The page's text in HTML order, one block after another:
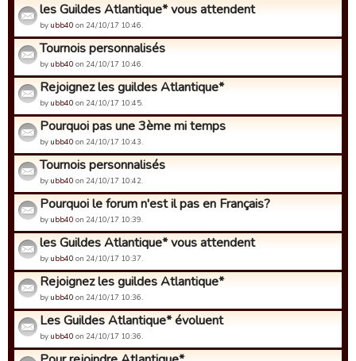
les Guildes Atlantique* vous attendent
by ubb40 on 24/10/17 10:46.
Tournois personnalisés
by ubb40 on 24/10/17 10:46.
Rejoignez les guildes Atlantique*
by ubb40 on 24/10/17 10:45.
Pourquoi pas une 3ème mi temps
by ubb40 on 24/10/17 10:43.
Tournois personnalisés
by ubb40 on 24/10/17 10:42.
Pourquoi le forum n'est il pas en Français?
by ubb40 on 24/10/17 10:39.
les Guildes Atlantique* vous attendent
by ubb40 on 24/10/17 10:37.
Rejoignez les guildes Atlantique*
by ubb40 on 24/10/17 10:36.
Les Guildes Atlantique* évoluent
by ubb40 on 24/10/17 10:36.